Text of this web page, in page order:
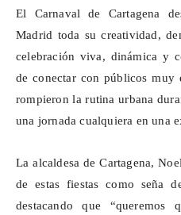
El Carnaval de Cartagena
Madrid toda su creatividad,
celebración viva, dinámica y
de conectar con públicos
rompieron la rutina urbana
una jornada cualquiera en una
La alcaldesa de Cartagena,
de estas fiestas como seña
destacando que